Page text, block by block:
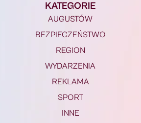
KATEGORIE
AUGUSTÓW
BEZPIECZEŃSTWO
REGION
WYDARZENIA
REKLAMA
SPORT
INNE